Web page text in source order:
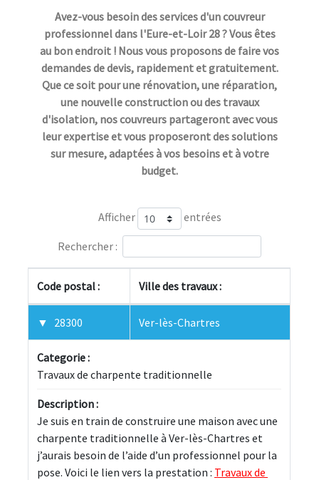
Avez-vous besoin des services d'un couvreur
professionnel dans l'Eure-et-Loir 28 ? Vous êtes
au bon endroit ! Nous vous proposons de faire vos
demandes de devis, rapidement et gratuitement.
Que ce soit pour une rénovation, une réparation,
une nouvelle construction ou des travaux
d'isolation, nos couvreurs partageront avec vous
leur expertise et vous proposeront des solutions
sur mesure, adaptées à vos besoins et à votre
budget.
Afficher entrées
Rechercher :
Code postal : Ville des travaux :
28300 Ver-lès-Chartres
Categorie :
Travaux de charpente traditionnelle
Description :
Je suis en train de construire une maison avec une
charpente traditionnelle à Ver-lès-Chartres et
j’aurais besoin de l’aide d’un professionnel pour la
pose. Voici le lien vers la prestation : Travaux de